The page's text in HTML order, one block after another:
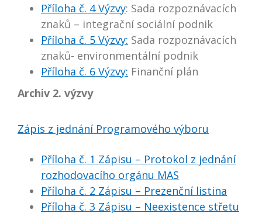
Příloha č. 4 Výzvy: Sada rozpoznávacích
znaků – integrační sociální podnik
Příloha č. 5 Výzvy: Sada rozpoznávacích
znaků- environmentální podnik
Příloha č. 6 Výzvy: Finanční plán
Archiv 2. výzvy
Zápis z jednání Programového výboru
Příloha č. 1 Zápisu – Protokol z jednání
rozhodovacího orgánu MAS
Příloha č. 2 Zápisu – Prezenční listina
Příloha č. 3 Zápisu – Neexistence střetu